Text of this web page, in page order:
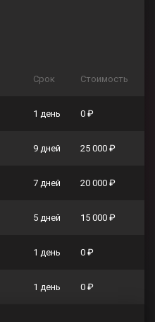
Срок Стоимость
1 день 0 ₽
9 дней 25 000 ₽
7 дней 20 000 ₽
5 дней 15 000 ₽
1 день 0 ₽
1 день 0 ₽